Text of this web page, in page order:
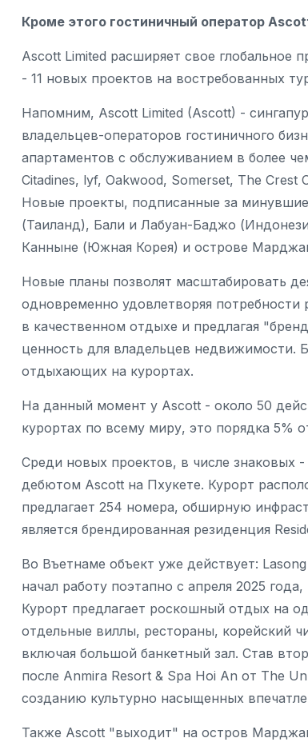
Кроме этого гостиничный оператор
Аscott Limited расширяет свое глобальное
- 11 новых проектов на востребованных
Напомним, Ascott Limited (Ascott) -
владельцев-операторов гостиничного
апартаментов с обслуживанием в более
Citadines, lyf, Oakwood, Somerset, The Crest
Новые проекты, подписанные за
(Таиланд), Бали и Лабуан-Баджо
Канныне (Южная Корея) и острове
Новые планы позволят масштабировать
одновременно удовлетворяя
в качественном отдыхе и предлагая
ценность для владельцев
отдыхающих на курортах.
На данный момент у Ascott - около 50
курортах по всему миру, это порядка 5%
Среди новых проектов, в числе знаковых
дебютом Ascott на Пхукете. Курорт
предлагает 254 номера, обширную
является брендированная резиденция
Во Въетнаме объект уже действует:
начал работу поэтапно с апреля 2025
Курорт предлагает роскошный отдых на
отдельные виллы, рестораны, корейский
включая большой банкетный зал. Став
после Anmira Resort & Spa Hoi An от The
созданию культурно насыщенных
Также Ascott "выходит" на остров